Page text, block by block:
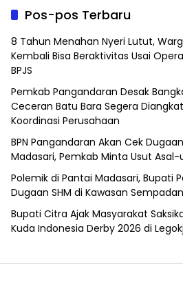
Pos-pos Terbaru
8 Tahun Menahan Nyeri Lutut,
Kembali Bisa Beraktivitas Usai
BPJS
Pemkab Pangandaran Desak
Ceceran Batu Bara Segera
Koordinasi Perusahaan
BPN Pangandaran Akan Cek
Madasari, Pemkab Minta Usut
Polemik di Pantai Madasari, Bupati
Dugaan SHM di Kawasan
Bupati Citra Ajak Masyarakat
Kuda Indonesia Derby 2026 di